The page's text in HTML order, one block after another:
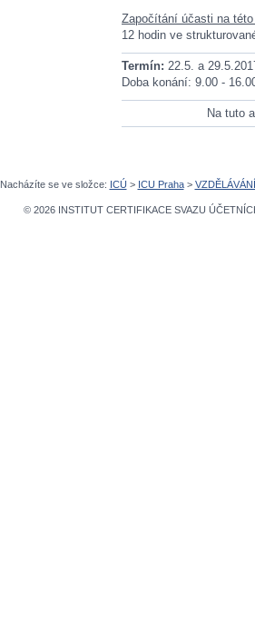
Započítání účasti na
12 hodin ve
Termín: 22.5. a
Doba konání: 9.00 -
Na tuto
Nacházíte se ve složce: ICÚ > ICU Praha> VZDĚLÁVÁNÍ
© 2026 INSTITUT CERTIFIKACE SVAZU